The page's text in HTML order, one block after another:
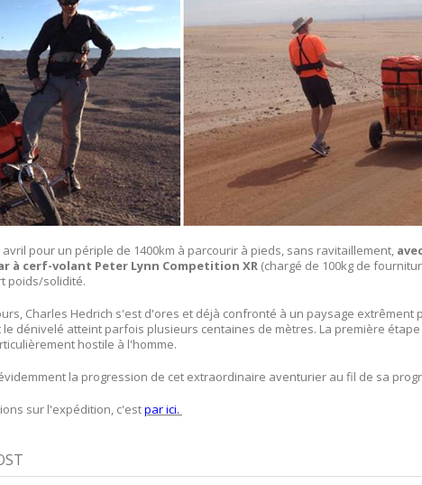
avril pour un périple de 1400km à parcourir à pieds, sans ravitaillement,
à cerf-volant Peter Lynn Competition XR (chargé de 100kg de
poids/solidité.
Charles Hedrich s'est d'ores et déjà confronté à un paysage extrêment
dénivelé atteint parfois plusieurs centaines de mètres. La première
hostile à l'homme.
la progression de cet extraordinaire aventurier au fil de sa
sur l'expédition, c'estpar ici.